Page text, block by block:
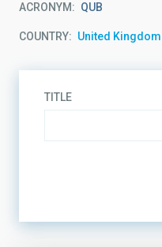
ACRONYM QUB
COUNTRY United Kingdom
TITLE